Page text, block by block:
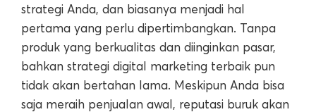
strategi Anda, dan biasanya menjadi hal
pertama yang perlu dipertimbangkan. Tanpa
produk yang berkualitas dan diinginkan pasar,
bahkan strategi digital marketing terbaik pun
tidak akan bertahan lama. Meskipun Anda bisa
saja meraih penjualan awal, reputasi buruk akan